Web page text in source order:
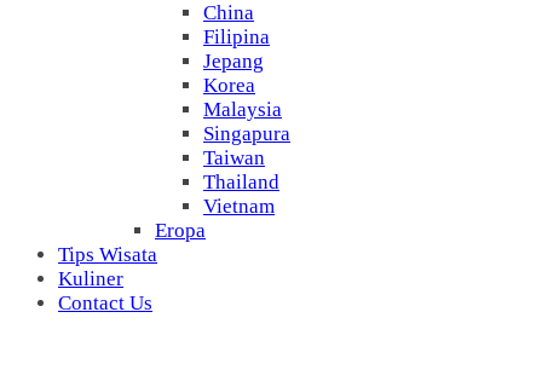
China
Filipina
Jepang
Korea
Malaysia
Singapura
Taiwan
Thailand
Vietnam
Eropa
Tips Wisata
Kuliner
Contact Us